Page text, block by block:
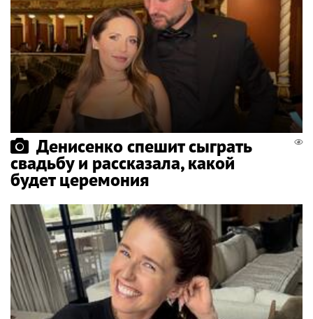
Денисенко спешит сыграть
свадьбу и рассказала, какой
будет церемония